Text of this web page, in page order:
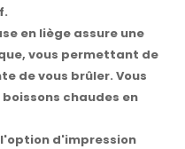
en liège assure une
vous permettant de
de vous brûler. Vous
chaudes en
d'impression